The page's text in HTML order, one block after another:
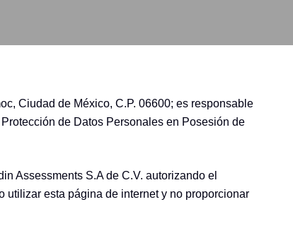
Ciudad de México, C.P. 06600; es responsable
de Datos Personales en Posesión de
Assessments S.A de C.V. autorizando el
utilizar esta página de internet y no proporcionar